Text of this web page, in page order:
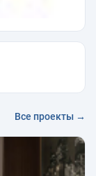
Все проекты →